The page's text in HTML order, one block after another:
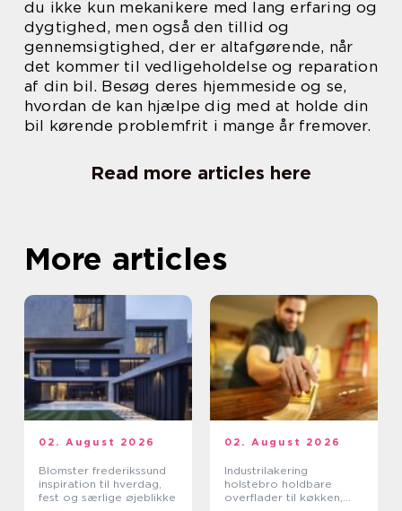
du ikke kun mekanikere med lang erfaring og
dygtighed, men også den tillid og
gennemsigtighed, der er altafgørende, når
det kommer til vedligeholdelse og reparation
af din bil. Besøg deres hjemmeside og se,
hvordan de kan hjælpe dig med at holde din
bil kørende problemfrit i mange år fremover.
Read more articles here
More articles
02. August 2026
Blomster frederikssund
inspiration til hverdag,
fest og særlige øjeblikke
02. August 2026
Industrilakering
holstebro holdbare
overflader til køkken,